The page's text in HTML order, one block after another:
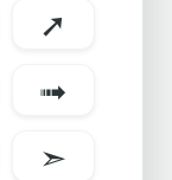
➚
➟
➣